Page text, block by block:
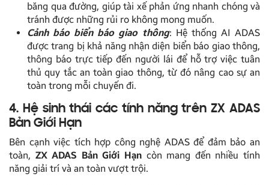
băng qua đường, giúp tài xế phản ứng nhanh chóng và
tránh được những rủi ro không mong muốn.
Cảnh báo biển báo giao thông: Hệ thống AI ADAS
được trang bị khả năng nhận diện biển báo giao thông,
thông báo trực tiếp đến người lái để hỗ trợ việc tuân
thủ quy tắc an toàn giao thông, từ đó nâng cao sự an
toàn trong mỗi chuyến đi.
4. Hệ sinh thái các tính năng trên ZX ADAS
Bản Giới Hạn
Bên cạnh việc tích hợp công nghệ ADAS để đảm bảo an
toàn, ZX ADAS Bản Giới Hạn còn mang đến nhiều tính
năng giải trí và an toàn vượt trội.